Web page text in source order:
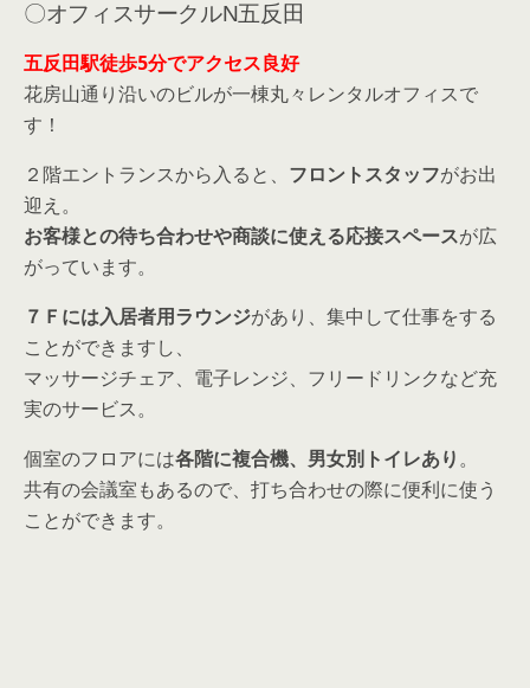
〇オフィスサークルN五反田
五反田駅徒歩5分でアクセス良好
花房山通り沿いのビルが一棟丸々レンタルオフィスで
す！
２階エントランスから入ると、 フロントスタッフがお出
迎え。
お客様との待ち合わせや商談に使える応接スペースが広
がっています。
７Ｆには入居者用ラウンジがあり、集中して仕事をする
ことができますし、
マッサージチェア、電子レンジ、フリードリンクなど充
実のサービス。
個室のフロアには各階に複合機、男女別トイレあり。
共有の会議室もあるので、打ち合わせの際に便利に使う
ことができます。